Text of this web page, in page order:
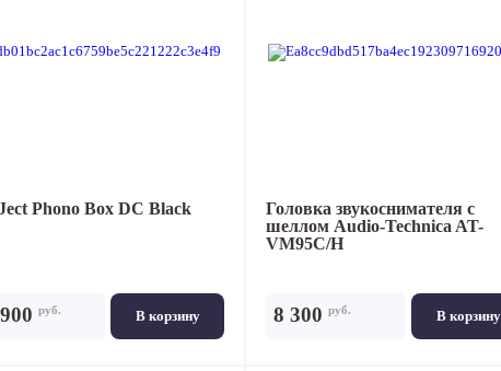
Phono Box DC Black
В корзину
руб.
Головка звукоснимателя с
шеллом Audio-Technica AT-
VM95C/H
В корзину
8 300 руб.